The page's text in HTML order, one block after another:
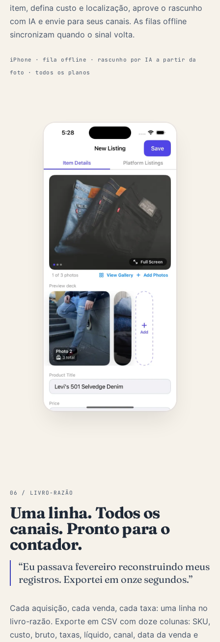
item, defina custo e localização, aprove o rascunho
com IA e envie para seus canais. As filas offline
sincronizam quando o sinal volta.
iPhone · fila offline · rascunho por IA a partir da
foto · todos os planos
06 / LIVRO-RAZÃO
Uma linha. Todos os
canais. Pronto para o
contador.
“Eu passava fevereiro reconstruindo meus
registros. Exportei em onze segundos.”
Cada aquisição, cada venda, cada taxa: uma linha no
livro-razão. Exporte em CSV com doze colunas: SKU,
custo, bruto, taxas, líquido, canal, data da venda e